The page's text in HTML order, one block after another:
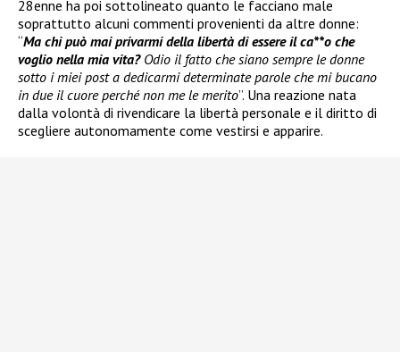
28enne ha poi sottolineato quanto le facciano male
soprattutto alcuni commenti provenienti da altre donne:
“Ma chi può mai privarmi della libertà di essere il ca**o che
voglio nella mia vita? Odio il fatto che siano sempre le donne
sotto i miei post a dedicarmi determinate parole che mi bucano
in due il cuore perché non me le merito”. Una reazione nata
dalla volontà di rivendicare la libertà personale e il diritto di
scegliere autonomamente come vestirsi e apparire.